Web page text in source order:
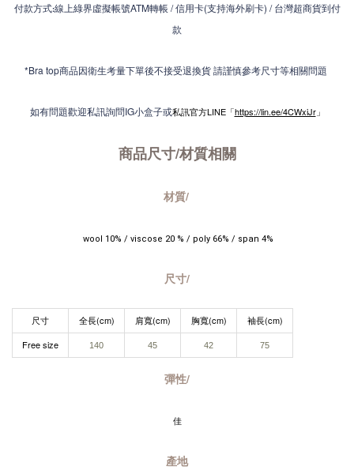
付款方式:線上綠界虛擬帳號ATM轉帳 / 信用卡(支持海外刷卡) / 台灣超商貨到付
款
*Bra top商品因衛生考量下單後不接受退換貨 請謹慎參考尺寸等相關問題
如有問題歡迎私訊詢問IG小盒子或私訊官方LINE「https://lin.ee/4CWxiJr」
商品尺寸/材質相關
材質/
wool 10% / viscose 20 % / poly 66% / span 4%
尺寸/
尺寸 全長(cm) 肩寬(cm) 胸寬(cm)
袖長(cm)
Free size
140 45 42 75
彈性/
佳
產地